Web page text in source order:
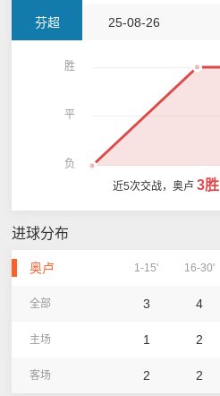
芬超 25-08-26
胜
平
负
近5次交战，奥卢 3胜
进球分布
奥卢 1-15' 16-30'
全部 3 4
主场 1 2
客场 2 2